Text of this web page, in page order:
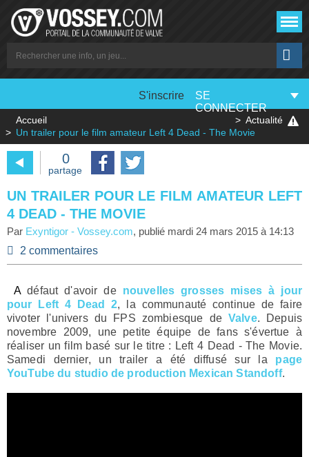
S'inscrire
SE
CONNECTER
Accueil
Actualité
Un trailer pour le film amateur Left 4 Dead - The Movie
0
partage
UN TRAILER POUR LE FILM AMATEUR LEFT
4 DEAD - THE MOVIE
Par Exyntigor - Vossey.com, publié mardi 24 mars 2015 à 14:13
2 commentaires
A défaut d'avoir de nouvelles grosses mises à jour
pour Left 4 Dead 2, la communauté continue de faire
vivoter l'univers du FPS zombiesque de Valve. Depuis
novembre 2009, une petite équipe de fans s'évertue à
réaliser un film basé sur le titre : Left 4 Dead - The Movie.
Samedi dernier, un trailer a été diffusé sur la page
YouTube du studio de production Mexican Standoff.